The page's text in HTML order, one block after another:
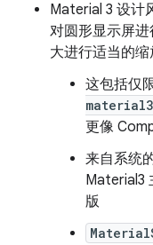
Material 3 设计
对圆形显示屏
大进行适当的缩
这包括仅
material3
更像
来自系统
Material3
版